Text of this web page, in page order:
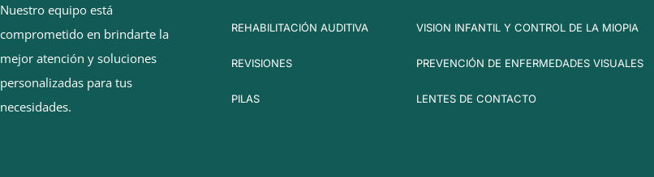
Nuestro equipo está
comprometido en brindarte la
mejor atención y soluciones
personalizadas para tus
necesidades.
REHABILITACIÓN AUDITIVA
REVISIONES
PILAS
VISION INFANTIL Y CONTROL DE LA MIOPIA
PREVENCIÓN DE ENFERMEDADES VISUALES
LENTES DE CONTACTO